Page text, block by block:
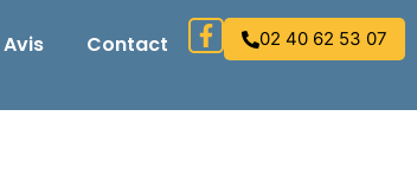
Avis Contact 02 40 62 53 07